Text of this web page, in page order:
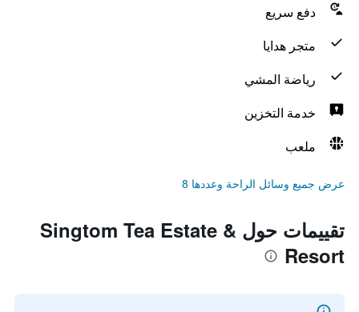
دفع سريع
متجر هدايا
رياضة المشي
خدمة التخزين
ملعب
عرض جميع وسائل الراحة وعددها 8
تقييمات حول Singtom Tea Estate &
Resort